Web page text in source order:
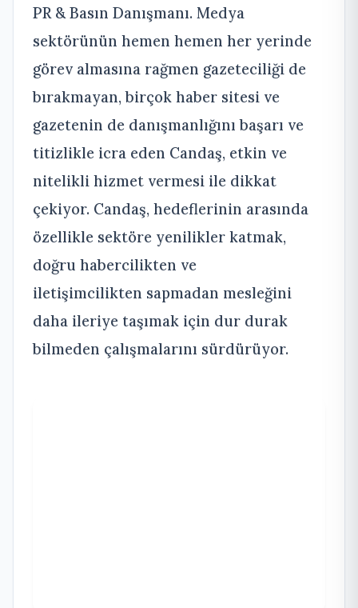
PR & Basın Danışmanı. Medya
sektörünün hemen hemen her yerinde
görev almasına rağmen gazeteciliği de
bırakmayan, birçok haber sitesi ve
gazetenin de danışmanlığını başarı ve
titizlikle icra eden Candaş, etkin ve
nitelikli hizmet vermesi ile dikkat
çekiyor. Candaş, hedeflerinin arasında
özellikle sektöre yenilikler katmak,
doğru habercilikten ve
iletişimcilikten sapmadan mesleğini
daha ileriye taşımak için dur durak
bilmeden çalışmalarını sürdürüyor.